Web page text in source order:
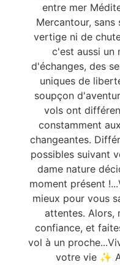
entre mer
Mercantour, sans
vertige ni de
c'est aussi un
d'échanges, des
uniques de
soupçon
vols ont
constamment
changeantes.
possibles suivant
dame nature
moment présent
mieux pour vous
attentes. Alors,
confiance, et
vol à un
votre vie ✨